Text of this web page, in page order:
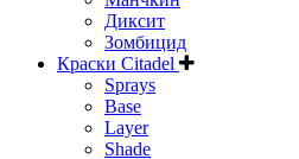
Диксит
Зомбицид
Краски Citadel
Sprays
Base
Layer
Shade